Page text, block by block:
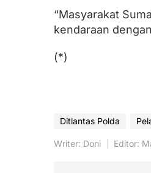
“Masyarakat
kendaraan
(*)
Ditlantas Polda
Writer: Doni Editor: